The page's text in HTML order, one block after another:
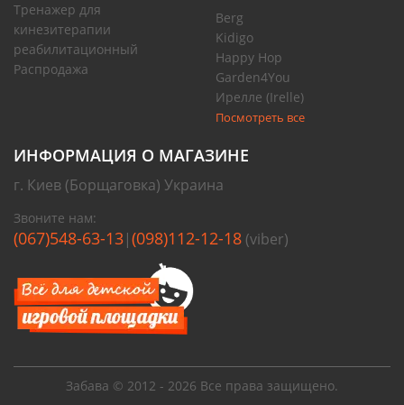
Тренажер для
кинезитерапии
реабилитационный
Распродажа
Berg
Kidigo
Happy Hop
Garden4You
Ирелле (Irelle)
Посмотреть все
ИНФОРМАЦИЯ О МАГАЗИНЕ
г. Киев (Борщаговка) Украина
Звоните нам:
(067)548-63-13|(098)112-12-18 (viber)
Забава © 2012 - 2026 Все права защищено.